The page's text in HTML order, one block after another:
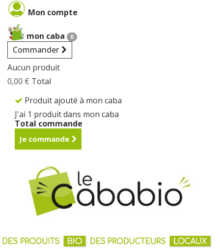
Mon compte
mon caba 0
Commander
Aucun produit
0,00 € Total
Produit ajouté à mon caba
J'ai 1 produit dans mon caba
Total commande
Je commande
Cookies management panel